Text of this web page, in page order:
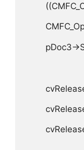
pDoc3-